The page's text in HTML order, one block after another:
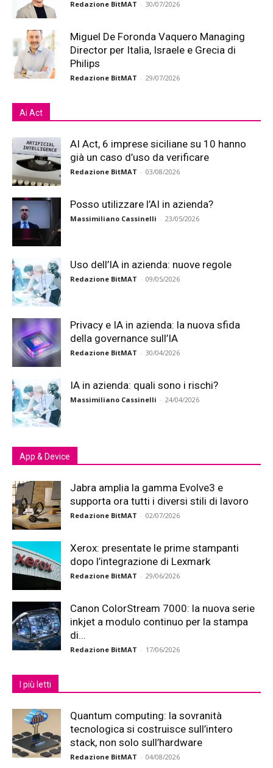
Redazione BitMAT - 30/07/2026
Miguel De Foronda Vaquero Managing
Director per Italia, Israele e Grecia di
Philips
Redazione BitMAT - 29/07/2026
Ai Act
AI Act, 6 imprese siciliane su 10 hanno
già un caso d’uso da verificare
Redazione BitMAT - 03/08/2026
Posso utilizzare l’AI in azienda?
Massimiliano Cassinelli - 23/05/2026
Uso dell’IA in azienda: nuove regole
Redazione BitMAT - 09/05/2026
Privacy e IA in azienda: la nuova sfida
della governance sull’IA
Redazione BitMAT - 30/04/2026
IA in azienda: quali sono i rischi?
Massimiliano Cassinelli - 24/04/2026
App & Device
Jabra amplia la gamma Evolve3 e
supporta ora tutti i diversi stili di lavoro
Redazione BitMAT - 02/07/2026
Xerox: presentate le prime stampanti
dopo l’integrazione di Lexmark
Redazione BitMAT - 29/06/2026
Canon ColorStream 7000: la nuova serie
inkjet a modulo continuo per la stampa
di...
Redazione BitMAT - 17/06/2026
I più letti
Quantum computing: la sovranità
tecnologica si costruisce sull’intero
stack, non solo sull’hardware
Redazione BitMAT - 04/08/2026